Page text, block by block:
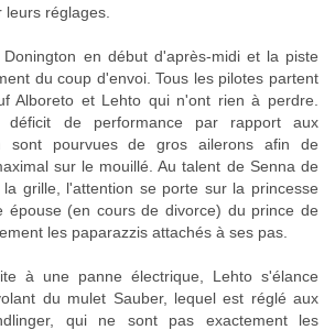
réglages.
en début d'après-midi et la piste
du coup d'envoi. Tous les pilotes partent
Alboreto et Lehto qui n'ont rien à perdre.
déficit de performance par rapport aux
sont pourvues de gros ailerons afin de
sur le mouillé. Au talent de Senna de
grille, l'attention se porte sur la princesse
épouse (en cours de divorce) du prince de
les paparazzis attachés à ses pas.
à une panne électrique, Lehto s'élance
du mulet Sauber, lequel est réglé aux
qui ne sont pas exactement les